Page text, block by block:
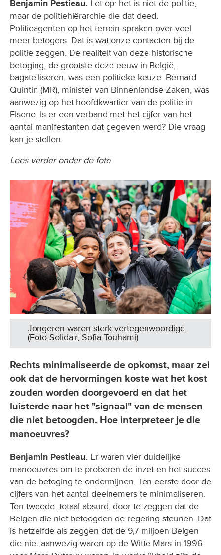
Benjamin Pestieau. Let op: het is niet de politie,
maar de politiehiërarchie die dat deed.
Politieagenten op het terrein spraken over veel
meer betogers. Dat is wat onze contacten bij de
politie zeggen. De realiteit van deze historische
betoging, de grootste deze eeuw in België,
bagatelliseren, was een politieke keuze. Bernard
Quintin (MR), minister van Binnenlandse Zaken, was
aanwezig op het hoofdkwartier van de politie in
Elsene. Is er een verband met het cijfer van het
aantal manifestanten dat gegeven werd? Die vraag
kan je stellen.
Lees verder onder de foto
Jongeren waren sterk vertegenwoordigd.
(Foto Solidair, Sofia Touhami)
Rechts minimaliseerde de opkomst, maar zei
ook dat de hervormingen koste wat het kost
zouden worden doorgevoerd en dat het
luisterde naar het "signaal" van de mensen
die niet betoogden. Hoe interpreteer je die
manoeuvres?
Benjamin Pestieau. Er waren vier duidelijke
manoeuvres om te proberen de inzet en het succes
van de betoging te ondermijnen. Ten eerste door de
cijfers van het aantal deelnemers te minimaliseren.
Ten tweede, totaal absurd, door te zeggen dat de
Belgen die niet betoogden de regering steunen. Dat
is hetzelfde als zeggen dat de 9,7 miljoen Belgen
die niet aanwezig waren op de Witte Mars in 1996